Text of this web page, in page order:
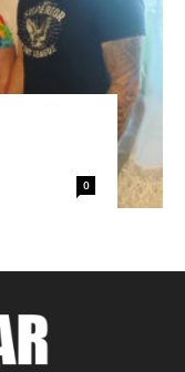
0